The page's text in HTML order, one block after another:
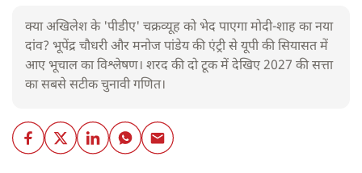
क्या अखिलेश के 'पीडीए' चक्रव्यूह को भेद पाएगा मोदी-शाह का नया
दांव? भूपेंद्र चौधरी और मनोज पांडेय की एंट्री से यूपी की सियासत में
आए भूचाल का विश्लेषण। शरद की दो टूक में देखिए 2027 की सत्ता
का सबसे सटीक चुनावी गणित।